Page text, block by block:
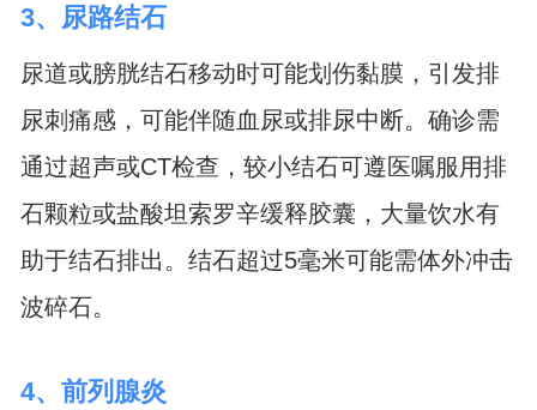
3、尿路结石
尿道或膀胱结石移动时可能划伤黏膜，引发排
尿刺痛感，可能伴随血尿或排尿中断。确诊需
通过超声或CT检查，较小结石可遵医嘱服用排
石颗粒或盐酸坦索罗辛缓释胶囊，大量饮水有
助于结石排出。结石超过5毫米可能需体外冲击
波碎石。
4、前列腺炎